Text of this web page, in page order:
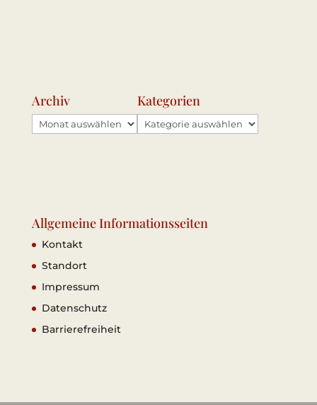
Archiv
Archiv
Kategorien
Kategorien
Allgemeine Informationsseiten
Kontakt
Standort
Impressum
Datenschutz
Barrierefreiheit